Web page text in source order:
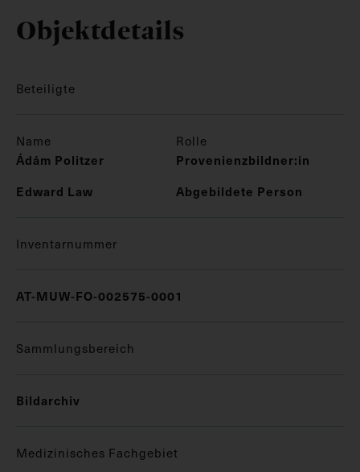
Objektdetails
Beteiligte
Name Rolle
Ádám Politzer
Provenienzbildner:in
Edward Law
Abgebildete Person
Inventarnummer
AT-MUW-FO-002575-0001
Sammlungsbereich
Bildarchiv
Medizinisches Fachgebiet